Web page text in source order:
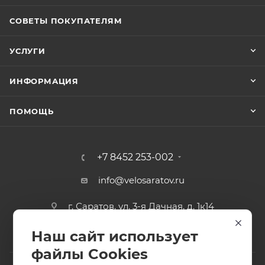
Регулируемый ремешок с пряжкой
Вес
СОВЕТЫ ПОКУПАТЕЛЯМ
УСЛУГИ
ИНФОРМАЦИЯ
ПОМОЩЬ
+7 8452 253-002
info@velosaratov.ru
г. Саратов, ул. 3-я Дачная, д. 1к14
Наш сайт использует
файлы Cookies